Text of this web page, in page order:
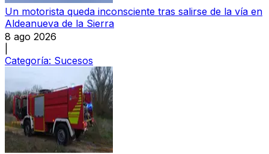
Un motorista queda inconsciente tras salirse de la vía en
Aldeanueva de la Sierra
8 ago 2026
Categoría: Sucesos